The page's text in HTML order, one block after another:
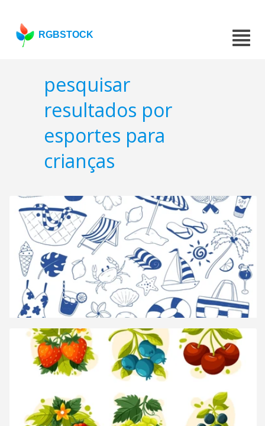
RGBSTOCK
pesquisar
resultados por
esportes para
crianças